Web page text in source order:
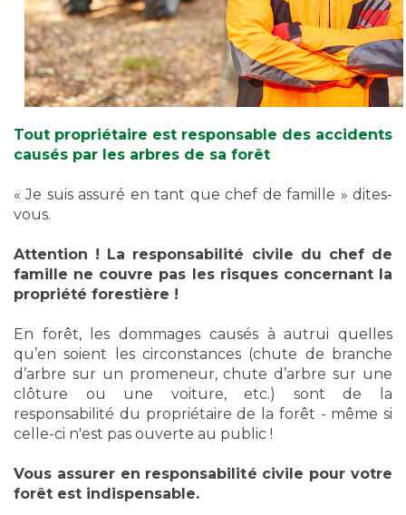
Tout propriétaire est responsable des accidents
causés par les arbres de sa forêt
« Je suis assuré en tant que chef de famille » dites-
vous.
Attention ! La responsabilité civile du chef de
famille ne couvre pas les risques concernant la
propriété forestière !
En forêt, les dommages causés à autrui quelles
qu’en soient les circonstances (chute de branche
d’arbre sur un promeneur, chute d’arbre sur une
clôture ou une voiture, etc.) sont de la
responsabilité du propriétaire de la forêt - même si
celle-ci n'est pas ouverte au public !
Vous assurer en responsabilité civile pour votre
forêt est indispensable.